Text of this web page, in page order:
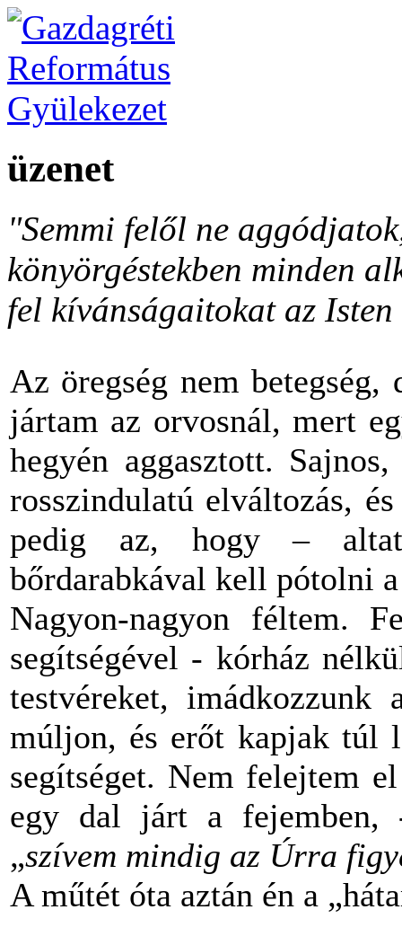
üzenet
"Semmi felől ne
könyörgéstekben minden
fel kívánságaitokat az
Az öregség nem
jártam az orvosnál, mert
hegyén aggasztott.
rosszindulatú elváltozás,
pedig az, hogy –
bőrdarabkával kell pótolni
Nagyon-nagyon féltem.
segítségével - kórház
testvéreket,
múljon, és erőt kapjak túl
segítséget. Nem felejtem
egy dal járt a fejemben,
„szívem mindig az Úrra
A műtét óta aztán én a